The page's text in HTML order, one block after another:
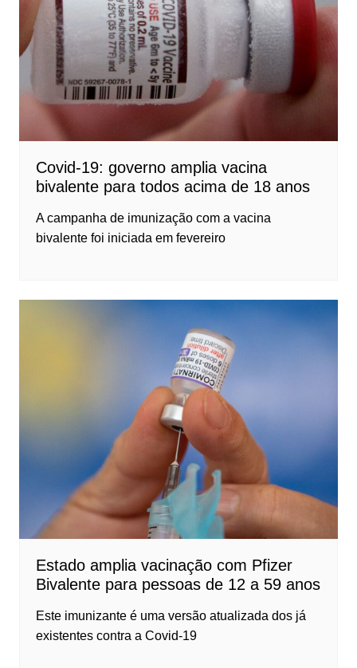
Covid-19: governo amplia vacina
bivalente para todos acima de 18 anos
A campanha de imunização com a vacina
bivalente foi iniciada em fevereiro
Estado amplia vacinação com Pfizer
Bivalente para pessoas de 12 a 59 anos
Este imunizante é uma versão atualizada dos já
existentes contra a Covid-19